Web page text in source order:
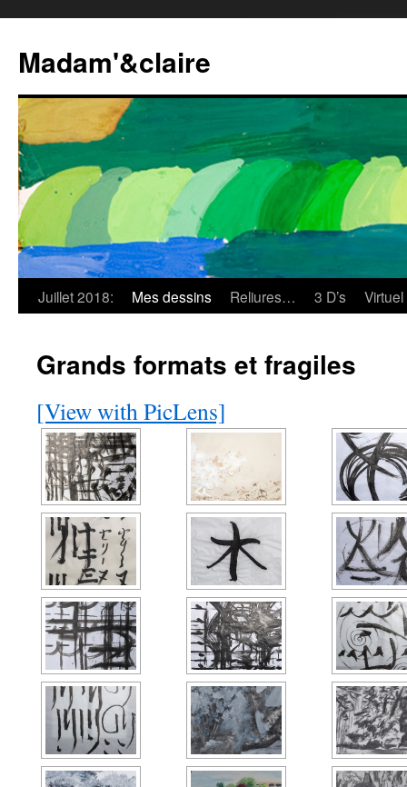
Madam'&claire
Juillet 2018: Mes dessins Reliures… 3 D’s Virtuel
Grands formats et fragiles
[View with PicLens]